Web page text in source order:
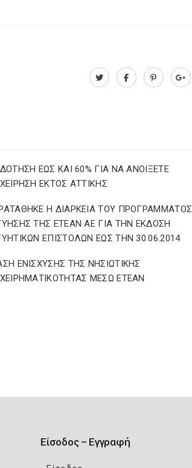
ΕΩΣ ΚΑΙ 60% ΓΙΑ ΝΑ ΑΝΟΙΞΕΤΕ
ΕΚΤΟΣ ΑΤΤΙΚΗΣ
Η ΔΙΑΡΚΕΙΑ ΤΟΥ ΠΡΟΓΡΑΜΜΑΤΟΣ
ΤΗΣ ΕΤΕΑΝ ΑΕ ΓΙΑ ΤΗΝ ΕΚΔΟΣΗ
ΕΠΙΣΤΟΛΩΝ ΕΩΣ ΤΗΝ 30.06.2014
ΕΝΙΣΧΥΣΗΣ ΤΗΣ ΝΗΣΙΩΤΙΚΗΣ
ΜΕΣΩ ΕΤΕΑΝ
Είσοδος – Εγγραφή